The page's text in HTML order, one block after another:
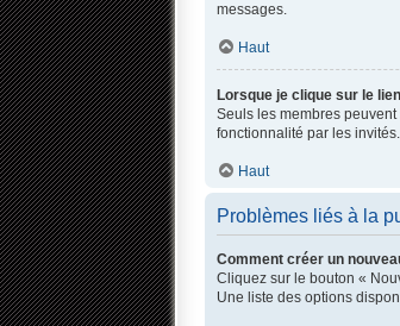
messages.
Haut
Lorsque je clique sur le lien
Seuls les membres
fonctionnalité par les invités.
Haut
Problèmes liés à la
Comment créer un
Cliquez sur le bouton «
Une liste des options